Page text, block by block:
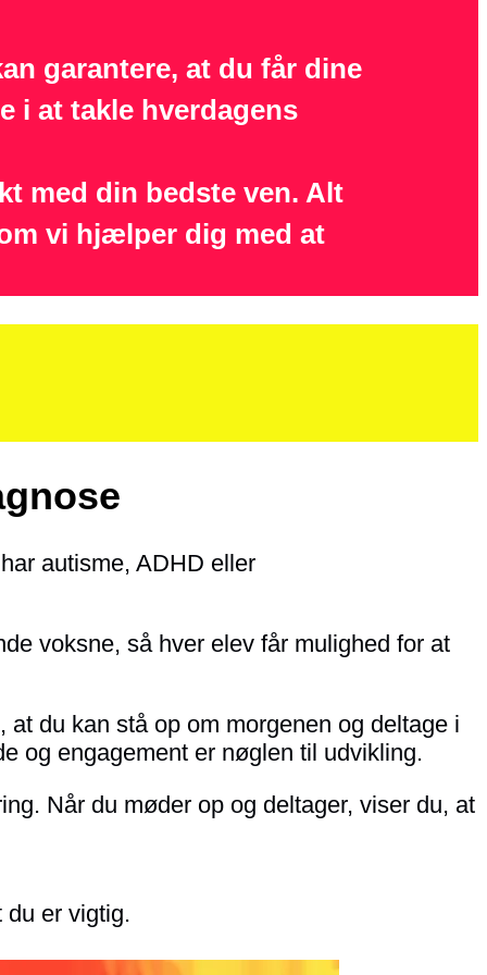
garantere, at du får dine
i at takle hverdagens
med din bedste ven. Alt
vi hjælper dig med at
autisme, ADHD eller
voksne, så hver elev får mulighed for at
du kan stå op om morgenen og deltage i
og engagement er nøglen til udvikling.
Når du møder op og deltager, viser du, at
du er vigtig.